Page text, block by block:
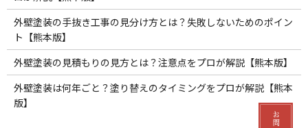
外壁塗装の手抜き工事の見分け方とは？失敗しないためのポイン
ト【熊本版】
外壁塗装の見積もりの見方とは？注意点をプロが解説【熊本版】
外壁塗装は何年ごと？塗り替えのタイミングをプロが解説【熊本
版】